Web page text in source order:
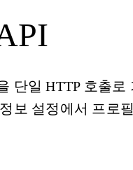
단일 HTTP 호출로
보 설정에서 프로